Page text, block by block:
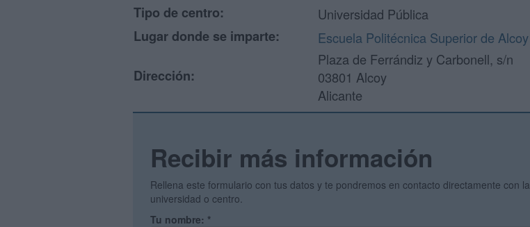
Tipo de centro:
Universidad Pública
Lugar donde se imparte:
Escuela Politécnica Superior de Alcoy
Dirección:
Plaza de Ferrándiz y Carbonell, s/n
03801 Alcoy
Alicante
Recibir más información
Rellena este formulario con tus datos y te pondremos en contacto directamente con la
universidad o centro.
Tu nombre: *